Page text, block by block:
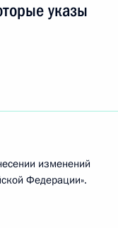
указы
изменений
Федерации».